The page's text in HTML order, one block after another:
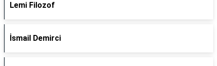
Lemi Filozof
İsmail Demirci